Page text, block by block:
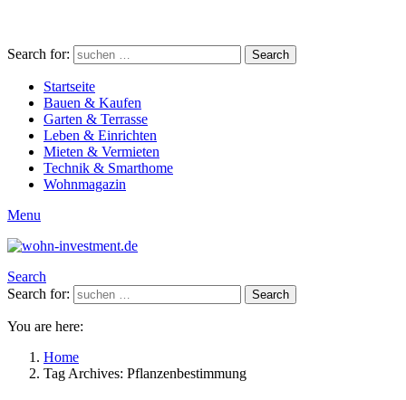
Search for: Search
Startseite
Bauen & Kaufen
Garten & Terrasse
Leben & Einrichten
Mieten & Vermieten
Technik & Smarthome
Wohnmagazin
Menu
Search
Search for:
Search
You are here:
Home
Tag Archives: Pflanzenbestimmung